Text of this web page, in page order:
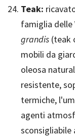
Teak:
famiglia delle
grandis (teak
mobili da
oleosa
resistente,
termiche,
agenti
sconsigliabile